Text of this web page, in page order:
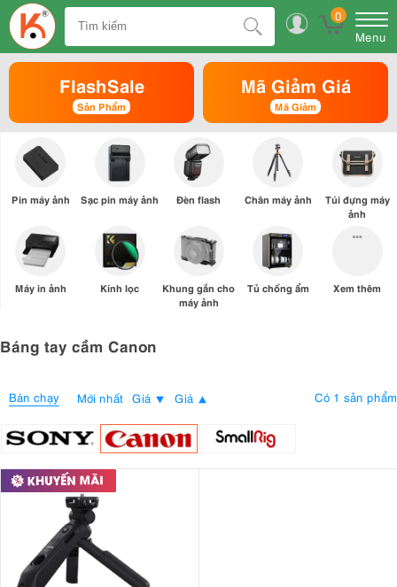
0
Menu
FlashSale
Sản Phẩm
Mã Giảm Giá
Mã Giảm
Pin máy ảnh Sạc pin máy ảnh Đèn flash Chân máy ảnh
Túi đựng máy
ảnh
Máy in ảnh Kính lọc
Khung gắn cho
máy ảnh
Tủ chống ẩm Xem thêm
Báng tay cầm Canon
Bán chạy Mới nhất Giá Giá Có 1 sản phẩm